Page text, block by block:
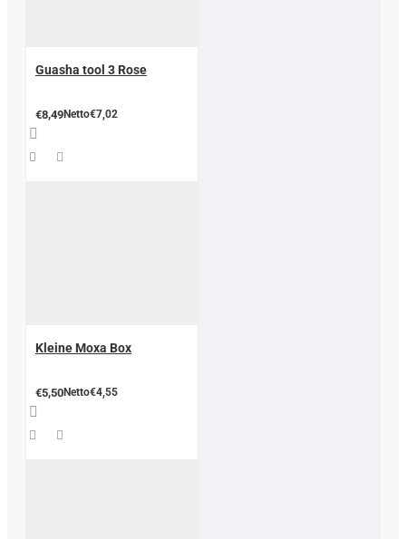
Guasha tool 3 Rose
€8,49Netto€7,02
Kleine Moxa Box
€5,50Netto€4,55